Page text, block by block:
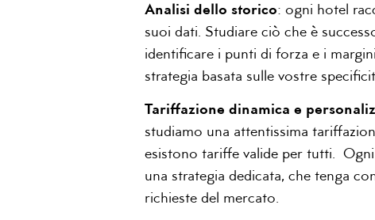
Analisi dello storico: ogni hotel
suoi dati. Studiare ciò che è
identificare i punti di forza e i
strategia basata sulle vostre
Tariffazione dinamica e
studiamo una attentissima
esistono tariffe valide per tutti.
una strategia dedicata, che tenga
richieste del mercato.